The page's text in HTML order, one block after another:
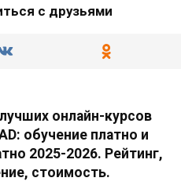
с друзьями
онлайн-курсов
обучение платно и
2025-2026. Рейтинг,
стоимость.